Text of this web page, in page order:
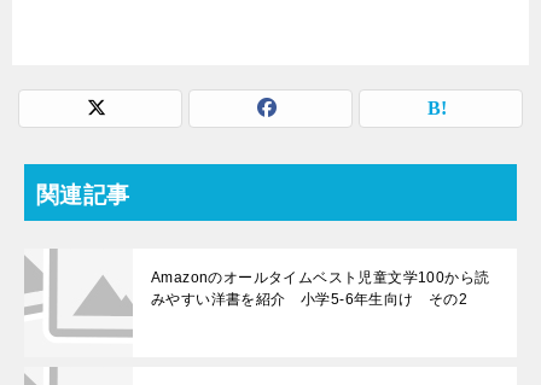
関連記事
Amazonのオールタイムベスト児童文学100から読
みやすい洋書を紹介 小学5-6年生向け その2